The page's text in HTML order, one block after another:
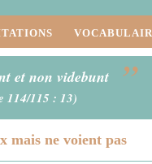
et non videbunt ”
114/115 : 13)
mais ne voient pas